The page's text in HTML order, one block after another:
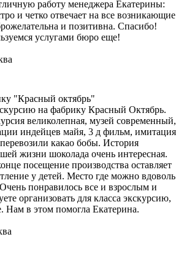
работу менеджера Екатерины:
и четко отвечает на все возникающие
и позитивна. Спасибо!
услугами бюро еще!
"Красный октябрь"
на фабрику Красный Октябрь.
великолепная, музей современный,
индейцев майя, 3 д фильм, имитация
какао бобы. История
жизни шоколада очень интересная.
посещение производства оставляет
у детей. Место где можно вдоволь
понравилось все и взрослым и
организовать для класса экскурсию,
Нам в этом помогла Екатерина.